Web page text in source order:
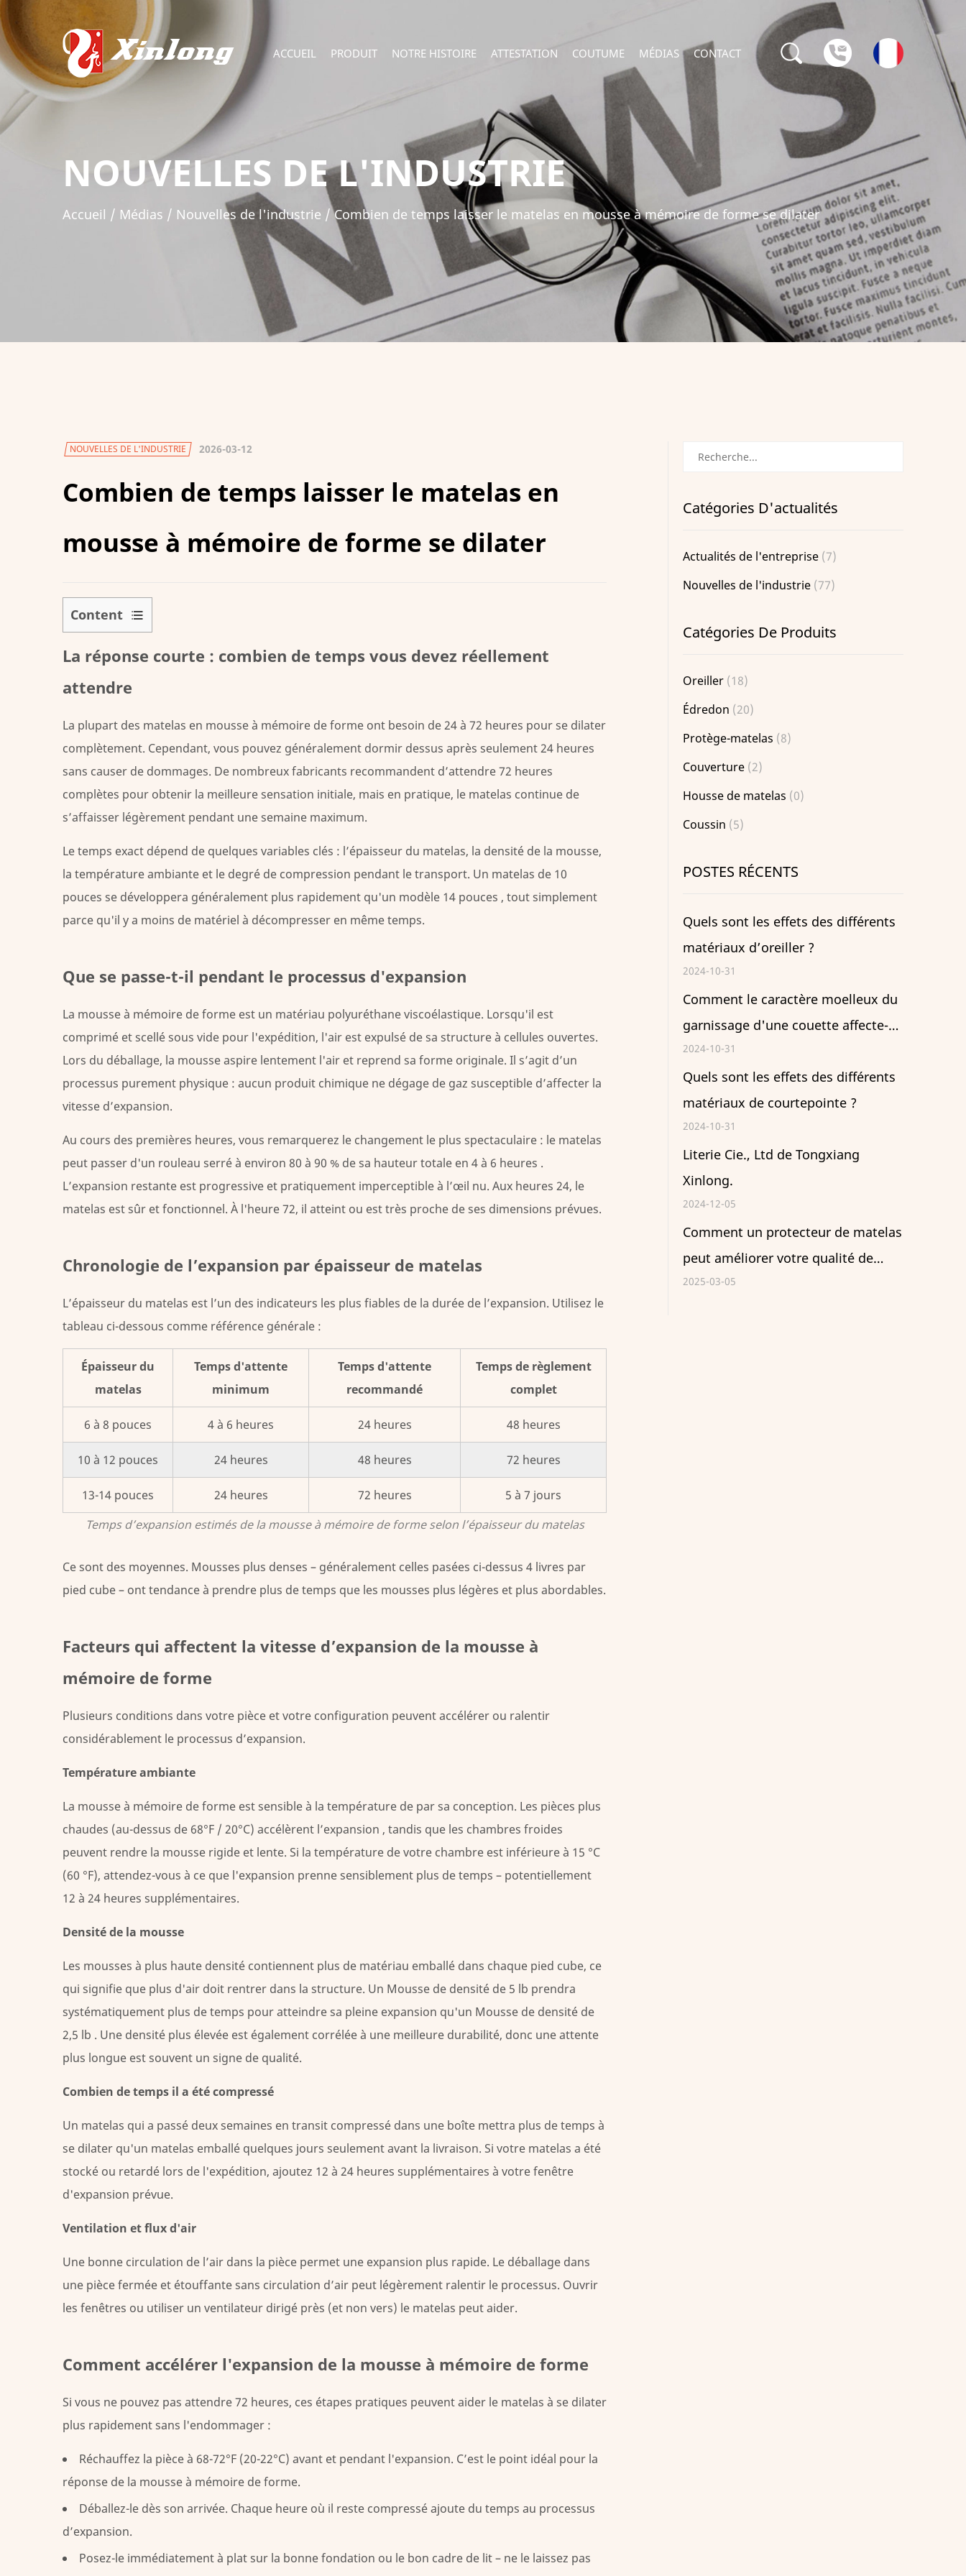
ACCUEIL PRODUIT NOTRE HISTOIRE ATTESTATION COUTUME MÉDIAS CONTACT
NOUVELLES DE L'INDUSTRIE
Accueil / Médias / Nouvelles de l'industrie /Combien de temps laisser le matelas en mousse à mémoire de forme se dilater
Catégories D'actualités
Actualités de l'entreprise (7)
Nouvelles de l'industrie (77)
Catégories De Produits
Oreiller (18)
Édredon (20)
Protège-matelas (8)
Couverture (2)
Housse de matelas (0)
Coussin (5)
POSTES RÉCENTS
Quels sont les effets des différents
matériaux d’oreiller ?
2024-10-31
Comment le caractère moelleux du
garnissage d'une couette affecte-t-
il la chaleur ?
2024-10-31
Quels sont les effets des différents
matériaux de courtepointe ?
2024-10-31
Literie Cie., Ltd de Tongxiang
Xinlong.
2024-12-05
Comment un protecteur de matelas
peut améliorer votre qualité de
sommeil
2025-03-05
NOUVELLES DE L'INDUSTRIE 2026-03-12
Combien de temps laisser le matelas en
mousse à mémoire de forme se dilater
Content
1
La
courte :
de
temps
vous
devez
réellement
2
Que
passe-
t-
le
d'expansion
3
Chronologie
de
l’expansion
épaisseur
de
matelas
Facteurs
affectent
la
vitesse
d’expansion
de
la
mousse
mémoire
de
4.1
Température
ambiante
4.2
de
la
Combien
temps
a
été
4.4
Ventilation
flux
d'air
5
Comment
l'expansion
la
mousse
à
mémoire
de
forme
6
il
sécuritaire
de
dormir
sur
un
en
mousse
à
forme
qu’il
ne
dilate
complètement
Signes
que
La réponse courte : combien de temps vous devez réellement
attendre
La plupart des matelas en mousse à mémoire de forme ont besoin de 24 à 72 heures pour se dilater
complètement. Cependant, vous pouvez généralement dormir dessus après seulement 24 heures
sans causer de dommages. De nombreux fabricants recommandent d’attendre 72 heures
complètes pour obtenir la meilleure sensation initiale, mais en pratique, le matelas continue de
s’affaisser légèrement pendant une semaine maximum.
Le temps exact dépend de quelques variables clés : l’épaisseur du matelas, la densité de la mousse,
la température ambiante et le degré de compression pendant le transport. Un matelas de 10
pouces se développera généralement plus rapidement qu'un modèle 14 pouces , tout simplement
parce qu'il y a moins de matériel à décompresser en même temps.
Que se passe-t-il pendant le processus d'expansion
La mousse à mémoire de forme est un matériau polyuréthane viscoélastique. Lorsqu'il est
comprimé et scellé sous vide pour l'expédition, l'air est expulsé de sa structure à cellules ouvertes.
Lors du déballage, la mousse aspire lentement l'air et reprend sa forme originale. Il s’agit d’un
processus purement physique : aucun produit chimique ne dégage de gaz susceptible d’affecter la
vitesse d’expansion.
Au cours des premières heures, vous remarquerez le changement le plus spectaculaire : le matelas
peut passer d'un rouleau serré à environ 80 à 90 % de sa hauteur totale en 4 à 6 heures .
L’expansion restante est progressive et pratiquement imperceptible à l’œil nu. Aux heures 24, le
matelas est sûr et fonctionnel. À l'heure 72, il atteint ou est très proche de ses dimensions prévues.
Chronologie de l’expansion par épaisseur de matelas
L’épaisseur du matelas est l’un des indicateurs les plus fiables de la durée de l’expansion. Utilisez le
tableau ci-dessous comme référence générale :
Épaisseur du
matelas
Temps d'attente
minimum
Temps d'attente
recommandé
Temps de règlement
complet
6 à 8 pouces 4 à 6 heures 24 heures 48 heures
10 à 12 pouces 24 heures 48 heures 72 heures
13-14 pouces 24 heures 72 heures
5 à 7 jours
Temps d’expansion estimés de la mousse à mémoire de forme selon l’épaisseur du matelas
Ce sont des moyennes. Mousses plus denses – généralement celles pasées ci-dessus4 livres par
pied cube– ont tendance à prendre plus de temps que les mousses plus légères et plus abordables.
Facteurs qui affectent la vitesse d’expansion de la mousse à
mémoire de forme
Plusieurs conditions dans votre pièce et votre configuration peuvent accélérer ou ralentir
considérablement le processus d’expansion.
Température ambiante
La mousse à mémoire de forme est sensible à la température de par sa conception. Les pièces plus
chaudes (au-dessus de 68°F / 20°C) accélèrent l’expansion , tandis que les chambres froides
peuvent rendre la mousse rigide et lente. Si la température de votre chambre est inférieure à 15 °C
(60 °F), attendez-vous à ce que l'expansion prenne sensiblement plus de temps – potentiellement
12 à 24 heures supplémentaires.
Densité de la mousse
Les mousses à plus haute densité contiennent plus de matériau emballé dans chaque pied cube, ce
qui signifie que plus d'air doit rentrer dans la structure. Un Mousse de densité de 5 lb prendra
systématiquement plus de temps pour atteindre sa pleine expansion qu'un Mousse de densité de
2,5 lb . Une densité plus élevée est également corrélée à une meilleure durabilité, donc une attente
plus longue est souvent un signe de qualité.
Combien de temps il a été compressé
Un matelas qui a passé deux semaines en transit compressé dans une boîte mettra plus de temps à
se dilater qu'un matelas emballé quelques jours seulement avant la livraison. Si votre matelas a été
stocké ou retardé lors de l'expédition,ajoutez 12 à 24 heures supplémentairesà votre fenêtre
d'expansion prévue.
Ventilation et flux d'air
Une bonne circulation de l’air dans la pièce permet une expansion plus rapide. Le déballage dans
une pièce fermée et étouffante sans circulation d’air peut légèrement ralentir le processus. Ouvrir
les fenêtres ou utiliser un ventilateur dirigé près (et non vers) le matelas peut aider.
Comment accélérer l'expansion de la mousse à mémoire de forme
Si vous ne pouvez pas attendre 72 heures, ces étapes pratiques peuvent aider le matelas à se dilater
plus rapidement sans l'endommager :
Réchauffez la pièce à 68-72°F (20-22°C)avant et pendant l'expansion. C’est le point idéal pour la
réponse de la mousse à mémoire de forme.
Déballez-le dès son arrivée. Chaque heure où il reste compressé ajoute du temps au processus
d’expansion.
Posez-le immédiatement à plat sur la bonne fondation ou le bon cadre de lit – ne le laissez pas